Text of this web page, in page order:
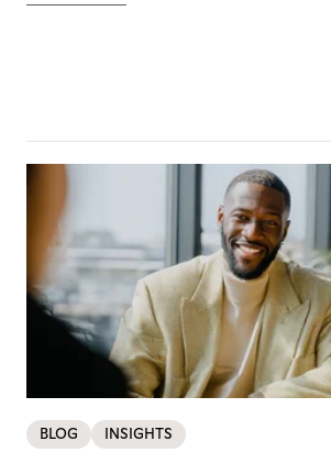
BLOG INSIGHTS